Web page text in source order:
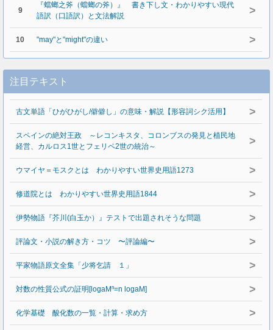
9
『蟷螂之斧（蟷螂の斧）』 書き下し文・わかりやすい現代
語訳（口語訳）と文法解説
>
10 "may"と"might"の違い >
注目テキスト
古文単語「ひがひがし/僻僻し」の意味・解説【形容詞シク活用】 >
スペインの絶対王政 ～レコンキスタ、コロンブスの発見と植民地
経営、カルロス1世とフェリペ2世の統治～
>
ウマイヤ＝モスクとは わかりやすい世界史用語1273 >
修道院とは わかりやすい世界史用語1844 >
伊勢物語『芥川(白玉か）』テストで出題されそうな問題 >
評論文・小説の解き方・コツ 〜評論編〜 >
平家物語原文全集「少将乞請 １」 >
対数の性質公式の証明[logaMⁿ=n logaM] >
化学基礎 酸化数の一覧・計算・求め方 >